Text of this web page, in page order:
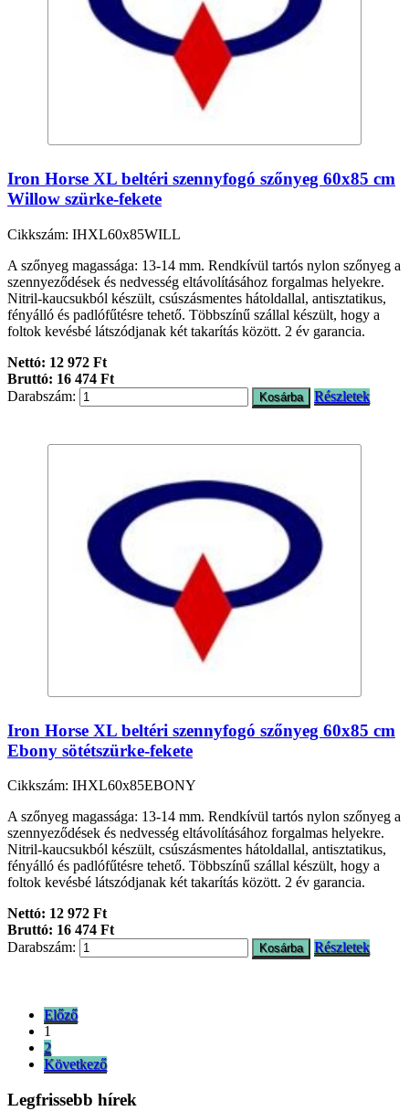
Iron Horse XL beltéri szennyfogó szőnyeg 60x85 cm
Willow szürke-fekete
Cikkszám: IHXL60x85WILL
A szőnyeg magassága: 13-14 mm. Rendkívül tartós nylon szőnyeg a
szennyeződések és nedvesség eltávolításához forgalmas helyekre.
Nitril-kaucsukból készült, csúszásmentes hátoldallal, antisztatikus,
fényálló és padlófűtésre tehető. Többszínű szállal készült, hogy a
foltok kevésbé látszódjanak két takarítás között. 2 év garancia.
Nettó: 12 972 Ft
Bruttó: 16 474 Ft
Darabszám:
Részletek
Iron Horse XL beltéri szennyfogó szőnyeg 60x85 cm
Ebony sötétszürke-fekete
Cikkszám: IHXL60x85EBONY
A szőnyeg magassága: 13-14 mm. Rendkívül tartós nylon szőnyeg a
szennyeződések és nedvesség eltávolításához forgalmas helyekre.
Nitril-kaucsukból készült, csúszásmentes hátoldallal, antisztatikus,
fényálló és padlófűtésre tehető. Többszínű szállal készült, hogy a
foltok kevésbé látszódjanak két takarítás között. 2 év garancia.
Nettó: 12 972 Ft
Bruttó: 16 474 Ft
Darabszám:
Részletek
Előző
1
2
Következő
Legfrissebb hírek